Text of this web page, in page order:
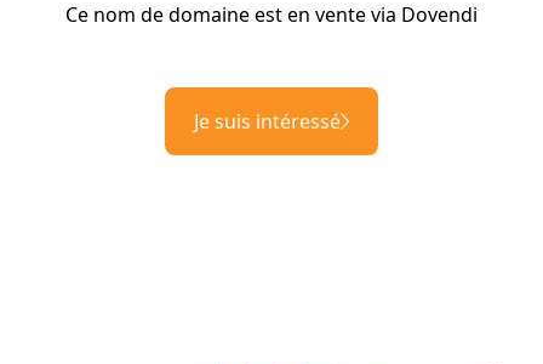
Ce nom de domaine est en vente via Dovendi
Je suis intéressé